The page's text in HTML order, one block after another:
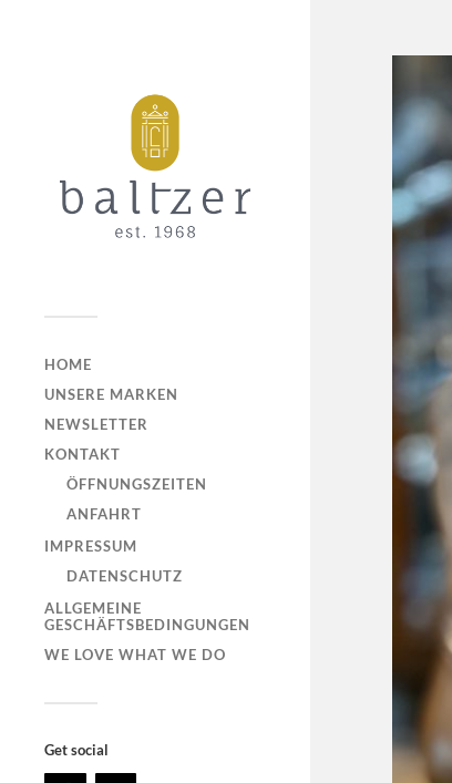
HOME
UNSERE MARKEN
NEWSLETTER
KONTAKT
ÖFFNUNGSZEITEN
ANFAHRT
IMPRESSUM
DATENSCHUTZ
ALLGEMEINE
GESCHÄFTSBEDINGUNGEN
WE LOVE WHAT WE DO
Get social